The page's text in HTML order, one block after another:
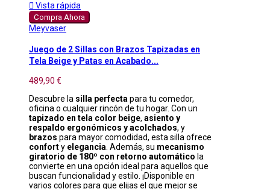
 Vista rápida
Compra Ahora
Meyvaser
Juego de 2 Sillas con Brazos Tapizadas en
Tela Beige y Patas en Acabado...
489,90 €
Descubre la silla perfecta para tu comedor,
oficina o cualquier rincón de tu hogar. Con un
tapizado en tela color beige, asiento y
respaldo ergonómicos y acolchados, y
brazos para mayor comodidad, esta silla ofrece
conforty elegancia . Además, su mecanismo
giratorio de 180º con retorno automático la
convierte en una opción ideal para aquellos que
buscan funcionalidad y estilo. ¡Disponible en
varios colores para que elijas el que mejor se